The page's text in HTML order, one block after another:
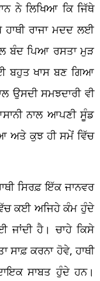
ਨੇ ਲਿਖਿਆ ਕਿ ਜਿੱਥੇ
ਰਾਜਾ ਮਦਦ ਲਈ
ਬੰਦ ਪਿਆ ਰਸਤਾ ਮੁੜ
ਬਹੁਤ ਖਾਸ ਬਣ ਗਿਆ
ਉਸਦੀ ਸਮਝਦਾਰੀ ਵੀ
ਨਾਲ ਆਪਣੀ ਸੂੰਡ
ਅਤੇ ਕੁਝ ਹੀ ਸਮੇਂ ਵਿੱਚ
ਸਿਰਫ਼ ਇੱਕ ਜਾਨਵਰ
ਕਈ ਅਜਿਹੇ ਕੰਮ ਹੁੰਦੇ
ਜਾਂਦੀ ਹੈ। ਚਾਹੇ ਕਿਸੇ
ਕਰਨਾ ਹੋਵੇ, ਹਾਥੀ
ਸਾਬਤ ਹੁੰਦੇ ਹਨ।